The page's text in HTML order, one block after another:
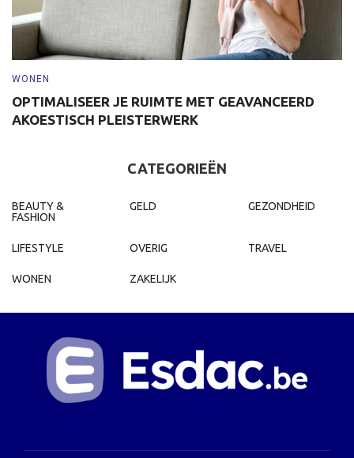
WONEN
OPTIMALISEER JE RUIMTE MET GEAVANCEERD
AKOESTISCH PLEISTERWERK
CATEGORIEËN
BEAUTY &
FASHION
GELD GEZONDHEID
LIFESTYLE OVERIG TRAVEL
WONEN ZAKELIJK